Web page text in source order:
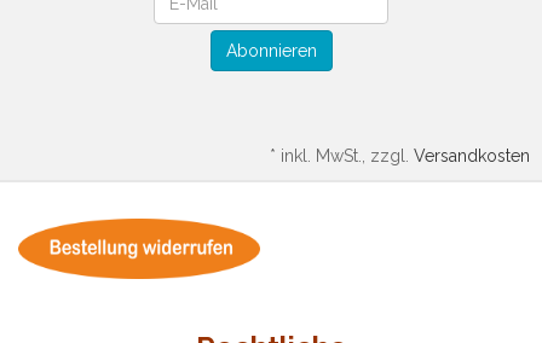
Abonnieren
* inkl. MwSt., zzgl. Versandkosten